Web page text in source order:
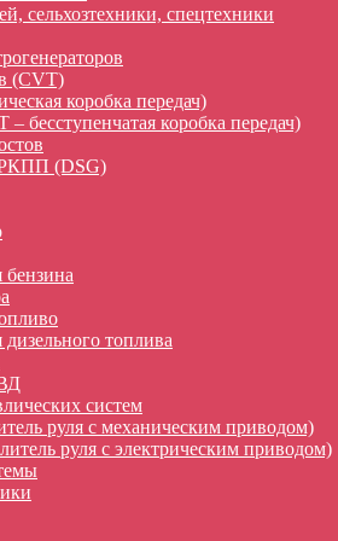
сельхозтехники, спецтехники
(CVT)
коробка передач)
бесступенчатая коробка передач)
(DSG)
бензина
дизельного топлива
систем
руля с механическим приводом)
руля с электрическим приводом)